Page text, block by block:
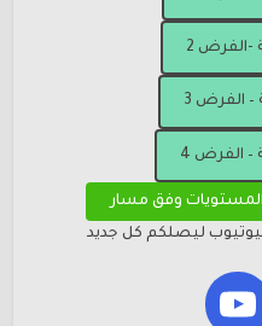
-الفرض 2
– الفرض 3
– الفرض 4
وفق مسار
ليصلكم كل جديد
YouTube